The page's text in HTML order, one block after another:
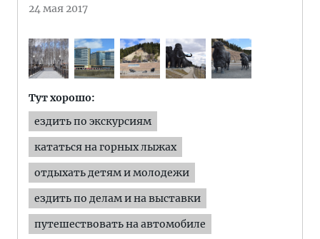
24 мая 2017
Тут хорошо:
ездить по экскурсиям
кататься на горных лыжах
отдыхать детям и молодежи
ездить по делам и на выставки
путешествовать на автомобиле